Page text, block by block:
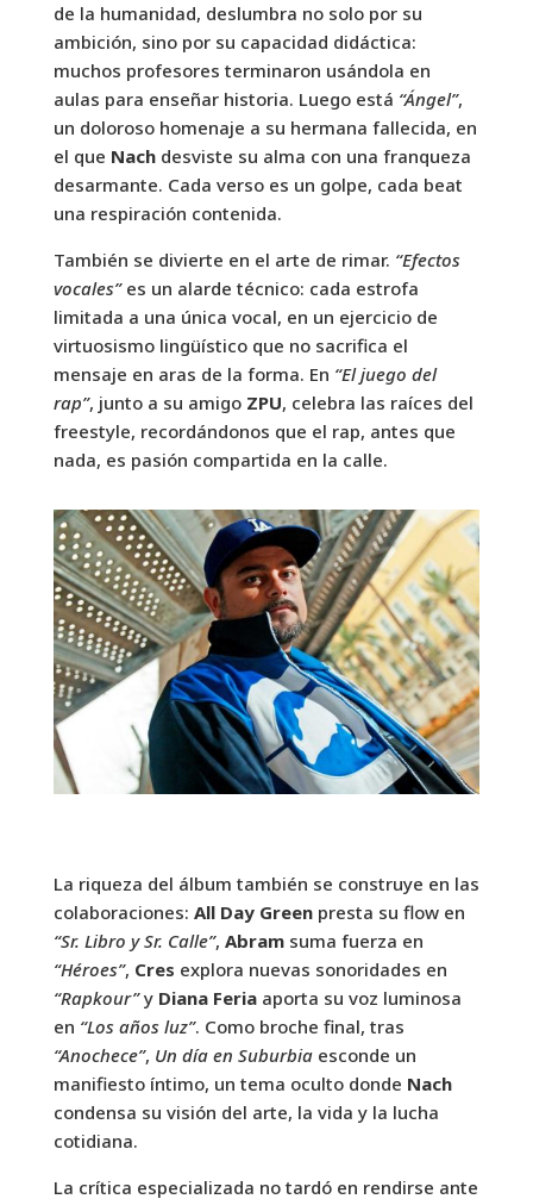
de la humanidad, deslumbra no solo por su
ambición, sino por su capacidad didáctica:
muchos profesores terminaron usándola en
aulas para enseñar historia. Luego está “Ángel”,
un doloroso homenaje a su hermana fallecida, en
el que Nachdesviste su alma con una franqueza
desarmante. Cada verso es un golpe, cada beat
una respiración contenida.
También se divierte en el arte de rimar. “Efectos
vocales”es un alarde técnico: cada estrofa
limitada a una única vocal, en un ejercicio de
virtuosismo lingüístico que no sacrifica el
mensaje en aras de la forma. En “El juego del
rap”, junto a su amigoZPU, celebra las raíces del
freestyle, recordándonos que el rap, antes que
nada, es pasión compartida en la calle.
La riqueza del álbum también se construye en las
colaboraciones: All Day Greenpresta su flow en
“Sr. Libro y Sr. Calle”, Abramsuma fuerza en
“Héroes”, Cres explora nuevas sonoridades en
“Rapkour”y Diana Feriaaporta su voz luminosa
en “Los años luz”. Como broche final, tras
“Anochece”, Un día en Suburbiaesconde un
manifiesto íntimo, un tema oculto donde Nach
condensa su visión del arte, la vida y la lucha
cotidiana.
La crítica especializada no tardó en rendirse ante